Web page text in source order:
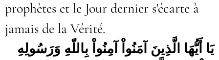
prophètes et le Jour dernier s'écarte à
jamais de la Vérité.
يَا أَيُّهَا الَّذِينَ آمَنُواْ آمِنُواْ بِاللّهِ وَرَسُولِهِ